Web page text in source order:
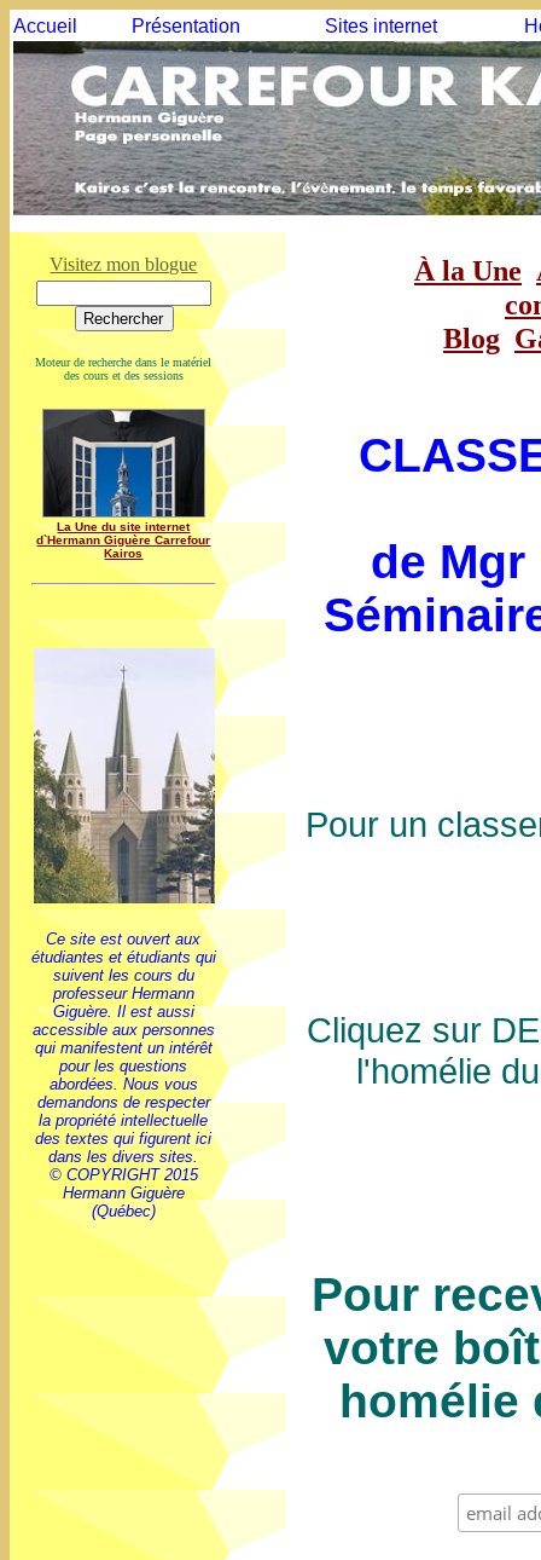
Accueil Présentation Sites internet
Visitez mon blogue
Moteur de recherche dans le matériel
des cours et des sessions
La Une du site internet
d`Hermann Giguère Carrefour
Kairos
Ce site est ouvert aux
étudiantes et étudiants qui
suivent les cours du
professeur Hermann
Giguère. Il est aussi
accessible aux personnes
qui manifestent un intérêt
pour les questions
abordées. Nous vous
demandons de respecter
la propriété intellectuelle
des textes qui figurent ici
dans les divers sites.
© COPYRIGHT 2015
Hermann Giguère
(Québec)
À la Une
Blog
de Mgr
Pour un
Cliquez sur
l'homélie
Pour
votre
homélie